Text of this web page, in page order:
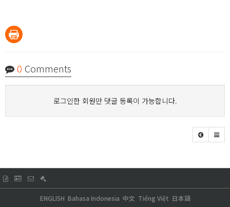
0 Comments
로그인한 회원만 댓글 등록이 가능합니다.
日本語
Tiếng Việt
中文
Bahasa Indonesia
ENGLISH